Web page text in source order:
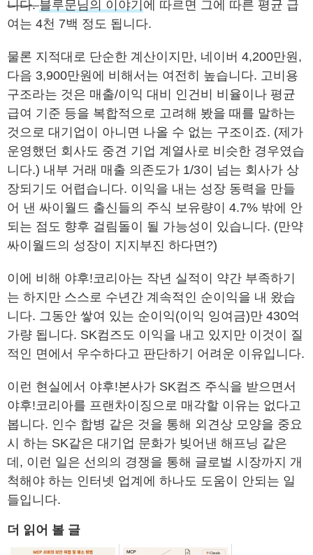
니다.블루문님의 이야기 에 따르면 그에 따른 평균 급
여는 4천 7백 정도 됩니다.
물론 지적대로 단순한 계산이지만, 네이버 4,200만원,
다음 3,900만원에 비해서는 여전히 높습니다. 고비용
구조라는 것은 매출/이익 대비 인건비 비율이나 평균
급여 기준 등을 복합적으로 고려해 봤을 때를 말하는
것으로 대기업이 아니면 나올 수 없는 구조이죠. (제가
운영했던 회사도 중견 기업 계열사로 비슷한 경우였습
니다.) 내부 거래 매출 의존도가 1/3이 넘는 회사가 상
장되기도 어렵습니다. 이익을 내는 성장 동력을 만들
어 낸 싸이월드 출신들의 주식 보유량이 4.7% 밖에 안
되는 점도 향후 걸림돌이 될 가능성이 있습니다. (만약
싸이월드의 성장이 지지부진 하다면?)
이에 비해 야후!코리아는 작년 실적이 약간 부족하기
는 하지만 스스로 수년간 계속적인 순이익을 내 왔습
니다. 그동안 쌓여 있는 순이익(이익 잉여금)만 430억
가량 됩니다. SK컴즈도 이익을 내고 있지만 이것이 질
적인 면에서 우수하다고 판단하기 어려운 이유입니다.
이런 현실에서 야후!본사가 SK컴즈 주식을 받으면서
야후!코리아를 프랜차이징으로 매각할 이유는 없다고
봅니다. 인수 합병 같은 것을 통해 외견상 모양을 중요
시 하는 SK같은 대기업 문화가 빚어낸 해프닝 같은
데, 이런 일은 선의의 경쟁을 통해 글로벌 시장까지 개
척해야 하는 인터넷 업계에 하나도 도움이 안되는 일
들입니다.
더 읽어 볼 글